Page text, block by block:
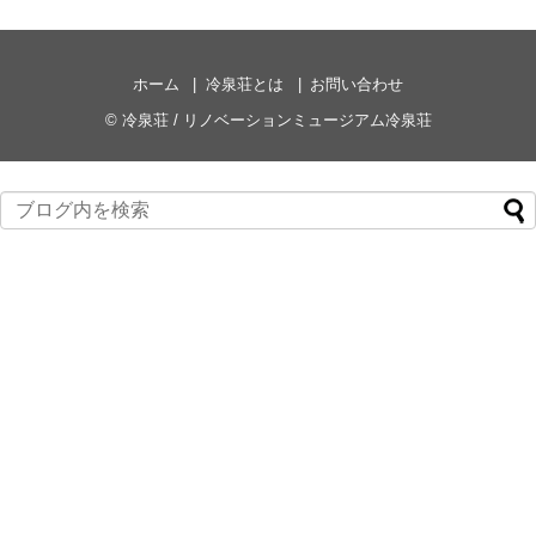
ホーム 冷泉荘とは
お問い合わせ
© 冷泉荘 / リノベーションミュージアム冷泉荘